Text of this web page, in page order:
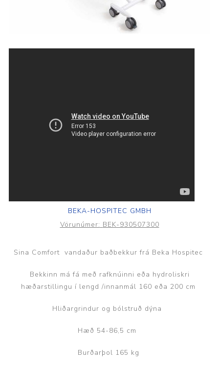
BEKA-HOSPITEC GMBH
Vörunúmer: BEK-930507300
Sina Comfort vandaður baðbekkur frá Beka Hospitec
Bekkinn má fá með rafknúinni eða hydroliskri
hæðarstillingu í lengd /innanmál 160 eða 200 cm
Hliðargrindur og bólstruð dýna
Hæð 54-86,5 cm
Burðarþol 165 kg